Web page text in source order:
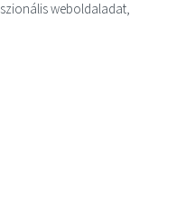
weboldaladat,